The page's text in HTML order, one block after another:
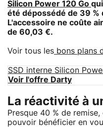
Silicon Power 120 Go
été dépossédé de 39 %
L'accessoire ne coûte
de 60,03 €.
Voir tous les bons plans
SSD interne Silicon
Voir l'offre Darty
La réactivité à
Presque 40 % de
pouvoir bénéficier en